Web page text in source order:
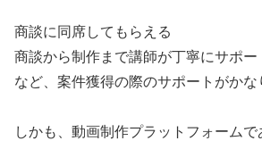
商談に同席してもらえる
商談から制作まで講師が丁寧にサポー
など、案件獲得の際のサポートがかな
しかも、動画制作プラットフォーム